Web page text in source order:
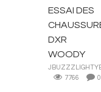
ESSAI DES
DXR
WOODY
7766
0